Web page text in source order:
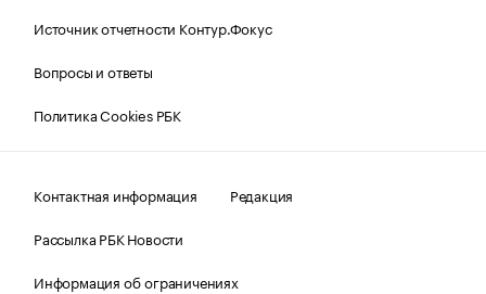
Источник отчетности Контур.Фокус
Вопросы и ответы
Политика Cookies РБК
Контактная информация
Редакция
Рассылка РБК Новости
Информация об ограничениях